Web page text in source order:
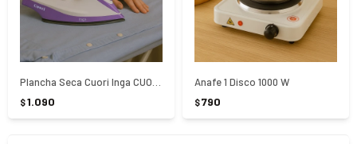
$1.090
Anafe 1 Disco 1000 W
$790